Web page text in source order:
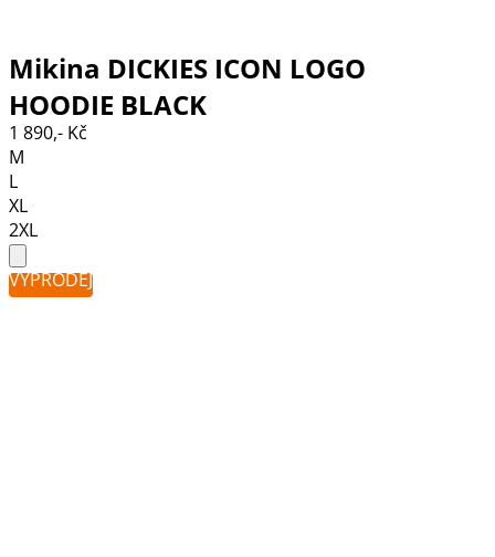
Mikina DICKIES ICON LOGO
HOODIE BLACK
1 890,- Kč
M
L
XL
2XL
VÝPRODEJ